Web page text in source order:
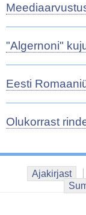
"Algernoni"
Eesti
Olukorrast
Ajakirjast